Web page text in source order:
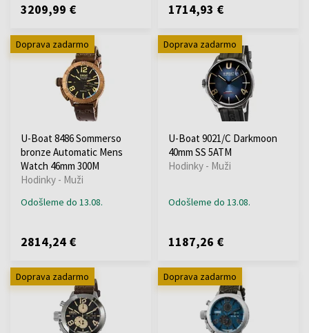
3209,99 € 1714,93 €
Doprava zadarmo
U-Boat 8486 Sommerso
bronze Automatic Mens
Watch 46mm 300M
Hodinky - Muži
Odošleme do 13.08.
2814,24 €
Doprava zadarmo
U-Boat 9021/C Darkmoon
40mm SS 5ATM
Hodinky - Muži
Odošleme do 13.08.
1187,26 €
Doprava zadarmo Doprava zadarmo